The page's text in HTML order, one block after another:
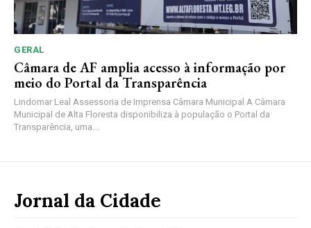
GERAL
Câmara de AF amplia acesso à informação por
meio do Portal da Transparência
Lindomar Leal Assessoria de Imprensa Câmara Municipal A Câmara
Municipal de Alta Floresta disponibiliza à população o Portal da
Transparência, uma...
Jornal da Cidade